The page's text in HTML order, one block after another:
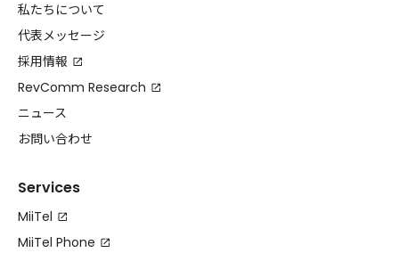
私たちについて
代表メッセージ
採用情報
RevComm Research
ニュース
お問い合わせ
Services
MiiTel
MiiTel Phone